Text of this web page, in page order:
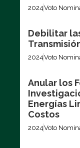
2024Voto
Debilitar
2024Voto
Anular los
Energías
Costos
2024Voto